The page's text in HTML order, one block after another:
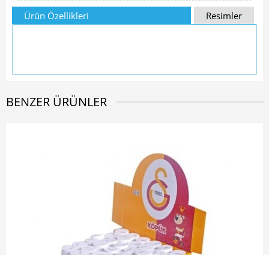
Ürün Özellikleri Resimler
BENZER ÜRÜNLER